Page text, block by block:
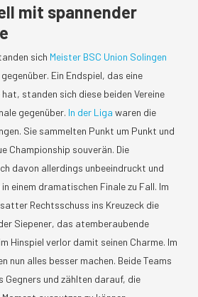
mit spannender
sich Meister BSC Union Solingen
gegenüber. Ein Endspiel, das eine
standen sich diese beiden Vereine
gegenüber. In der Liga waren die
Sie sammelten Punkt um Punkt und
Championship souverän. Die
davon allerdings unbeeindruckt und
einem dramatischen Finale zu Fall. Im
Rechtsschuss ins Kreuzeck die
Siepener, das atemberaubende
Hinspiel verlor damit seinen Charme. Im
nun alles besser machen. Beide Teams
Gegners und zählten darauf, die